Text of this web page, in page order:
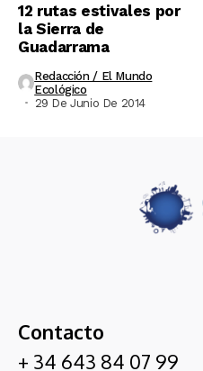
12 rutas estivales por
la Sierra de
Guadarrama
Redacción / El Mundo
Ecológico
29 De Junio De 2014
Contacto
+ 34 643 84 07 99